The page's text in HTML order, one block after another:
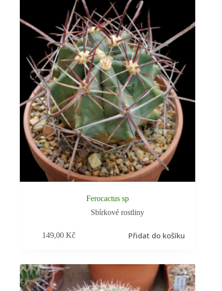
Ferocactus sp
Sbírkové rostliny
149,00Kč Přidat do košíku